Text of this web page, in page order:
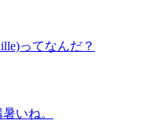
ってなんだ？
いね。